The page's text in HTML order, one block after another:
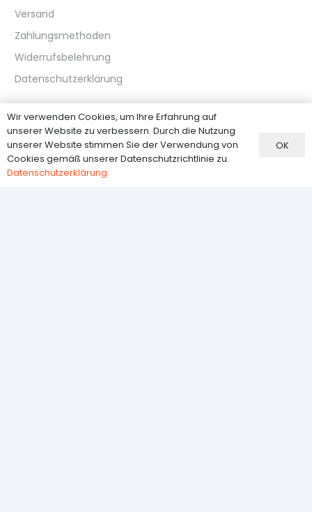
Versand
Zahlungsmethoden
Widerrufsbelehrung
Datenschutzerklärung
Kundenservice
Über Uns
Kontakt
Wir verwenden Cookies, um Ihre Erfahrung auf
unserer Website zu verbessern. Durch die Nutzung
unserer Website stimmen Sie der Verwendung von
Cookies gemäß unserer Datenschutzrichtlinie zu.
Datenschutzerklärung
OK